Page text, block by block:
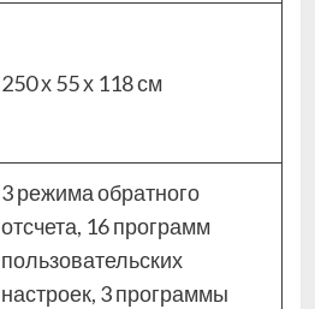
250 х 55 х 118 см
3 режима обратного
отсчета, 16 программ
пользовательских
настроек, 3 программы